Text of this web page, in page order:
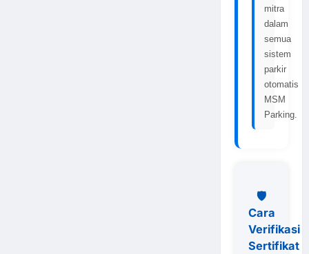
mitra
dalam
semua
sistem
parkir
otomatis
MSM
Parking.
🛡️
Cara
Verifikasi
Sertifikat